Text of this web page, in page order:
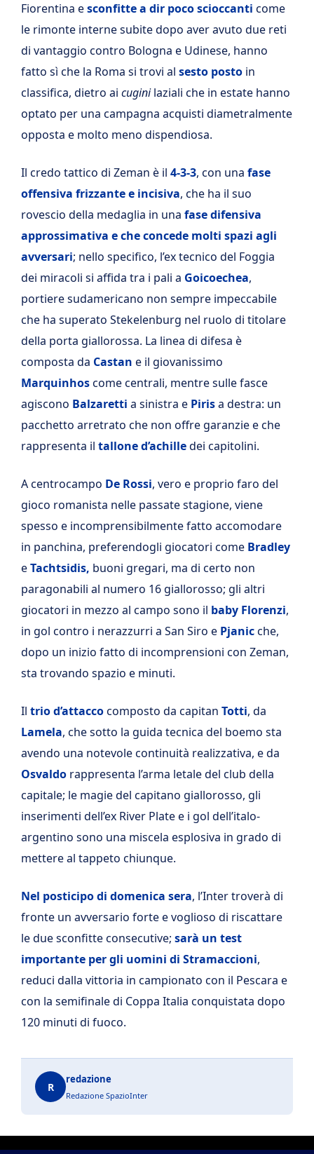
Fiorentina esconfitte a dir poco scioccanti come
le rimonte interne subite dopo aver avuto due reti
di vantaggio contro Bologna e Udinese, hanno
fatto sì che la Roma si trovi al sesto posto in
classifica, dietro ai cuginilaziali che in estate hanno
optato per una campagna acquisti diametralmente
opposta e molto meno dispendiosa.
Il credo tattico di Zeman è il 4-3-3, con una fase
offensiva frizzante e incisiva, che ha il suo
rovescio della medaglia in una fase difensiva
approssimativa e che concede molti spazi agli
avversari; nello specifico, l’ex tecnico del Foggia
dei miracoli si affida tra i pali a Goicoechea,
portiere sudamericano non sempre impeccabile
che ha superato Stekelenburg nel ruolo di titolare
della porta giallorossa. La linea di difesa è
composta da Castan e il giovanissimo
Marquinhoscome centrali, mentre sulle fasce
agiscono Balzaretti a sinistra e Pirisa destra: un
pacchetto arretrato che non offre garanzie e che
rappresenta il tallone d’achilledei capitolini.
A centrocampo De Rossi, vero e proprio faro del
gioco romanista nelle passate stagione, viene
spesso e incomprensibilmente fatto accomodare
in panchina, preferendogli giocatori come Bradley
eTachtsidis, buoni gregari, ma di certo non
paragonabili al numero 16 giallorosso; gli altri
giocatori in mezzo al campo sono il baby Florenzi,
in gol contro i nerazzurri a San Siro e Pjanicche,
dopo un inizio fatto di incomprensioni con Zeman,
sta trovando spazio e minuti.
Il trio d’attaccocomposto da capitan Totti, da
Lamela, che sotto la guida tecnica del boemo sta
avendo una notevole continuità realizzativa, e da
Osvaldo rappresenta l’arma letale del club della
capitale; le magie del capitano giallorosso, gli
inserimenti dell’ex River Plate e i gol dell’italo-
argentino sono una miscela esplosiva in grado di
mettere al tappeto chiunque.
Nel posticipo di domenica sera, l’Inter troverà di
fronte un avversario forte e voglioso di riscattare
le due sconfitte consecutive; sarà un test
importante per gli uomini di Stramaccioni,
reduci dalla vittoria in campionato con il Pescara e
con la semifinale di Coppa Italia conquistata dopo
120 minuti di fuoco.
R
redazione
Redazione SpazioInter